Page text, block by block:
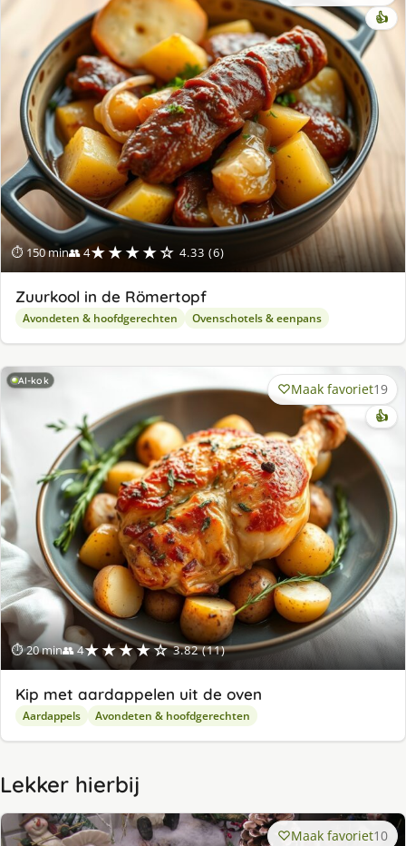
⏱ 150 min👥 4★★★★☆ 4.33 (6)
👍
Zuurkool in de Römertopf
Avondeten & hoofdgerechten Ovenschotels & eenpans
AI-kok
⏱ 20 min👥 4★★★★☆ 3.82 (11)
Maak favoriet19
👍
Kip met aardappelen uit de oven
Aardappels Avondeten & hoofdgerechten
Lekker hierbij
Maak favoriet10